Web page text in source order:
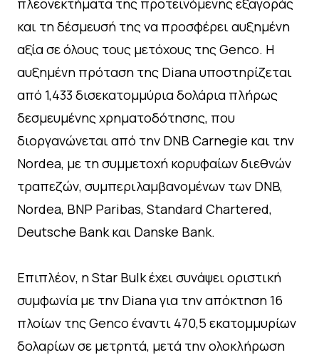
και τη δέσμευσή της να προσφέρει αυξημένη
αξία σε όλους τους μετόχους της Genco. Η
αυξημένη πρόταση της Diana υποστηρίζεται
από 1,433 δισεκατομμύρια δολάρια πλήρως
δεσμευμένης χρηματοδότησης, που
διοργανώνεται από την DNB Carnegie και την
Nordea, με τη συμμετοχή κορυφαίων διεθνών
τραπεζών, συμπεριλαμβανομένων των DNB,
Nordea, BNP Paribas, Standard Chartered,
Deutsche Bank και Danske Bank.
Επιπλέον, η Star Bulk έχει συνάψει οριστική
συμφωνία με την Diana για την απόκτηση 16
πλοίων της Genco έναντι 470,5 εκατομμυρίων
δολαρίων σε μετρητά, μετά την ολοκλήρωση